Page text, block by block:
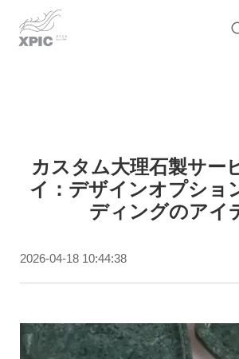
カスタム大理石製サー
イ：デザインオプショ
ディングのアイ
2026-04-18 10:44:38